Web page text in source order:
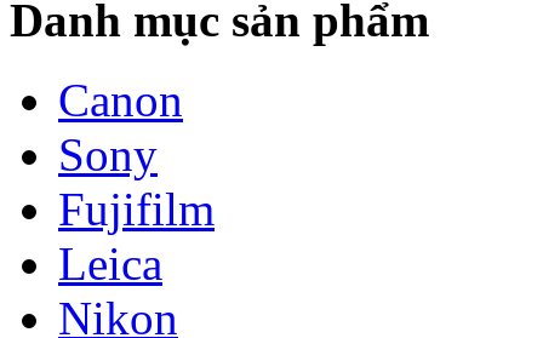
Danh mục sản phẩm
Canon
Sony
Fujifilm
Leica
Nikon